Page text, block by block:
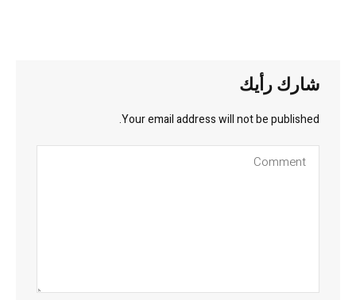
شارك رأيك
Your email address will not be published.